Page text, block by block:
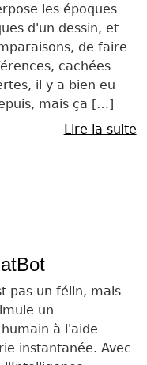
les époques
d'un dessin, et
de faire
cachées
il y a bien eu
mais ça […]
Lire la suite
pas un félin, mais
un
à l'aide
instantanée. Avec